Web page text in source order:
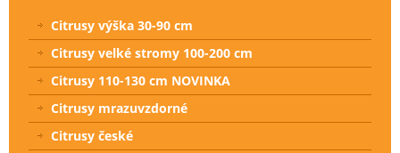
Citrusy výška 30-90 cm
Citrusy velké stromy 100-200 cm
Citrusy 110-130 cm NOVINKA
Citrusy mrazuvzdorné
Citrusy české